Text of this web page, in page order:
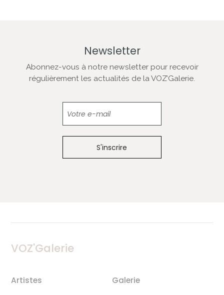
Newsletter
Abonnez-vous à notre newsletter pour recevoir
régulièrement les actualités de la VOZ’Galerie.
VOZ'Galerie
Artistes Galerie